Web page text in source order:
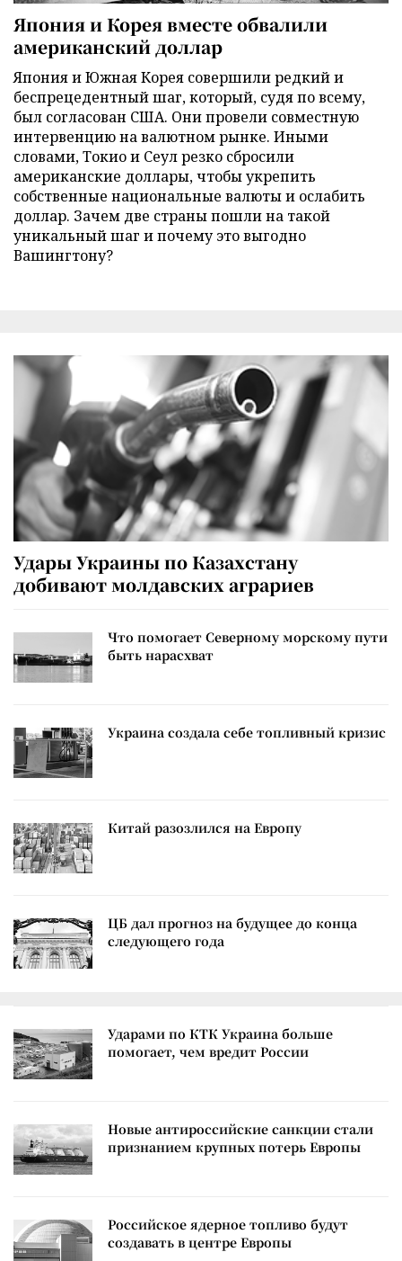
Япония и Корея вместе обвалили
американский доллар
Япония и Южная Корея совершили редкий и
беспрецедентный шаг, который, судя по всему,
был согласован США. Они провели совместную
интервенцию на валютном рынке. Иными
словами, Токио и Сеул резко сбросили
американские доллары, чтобы укрепить
собственные национальные валюты и ослабить
доллар. Зачем две страны пошли на такой
уникальный шаг и почему это выгодно
Вашингтону?
Удары Украины по Казахстану
добивают молдавских аграриев
Что помогает Северному морскому пути
быть нарасхват
Украина создала себе топливный кризис
Китай разозлился на Европу
ЦБ дал прогноз на будущее до конца
следующего года
Ударами по КТК Украина больше
помогает, чем вредит России
Новые антироссийские санкции стали
признанием крупных потерь Европы
Российское ядерное топливо будут
создавать в центре Европы